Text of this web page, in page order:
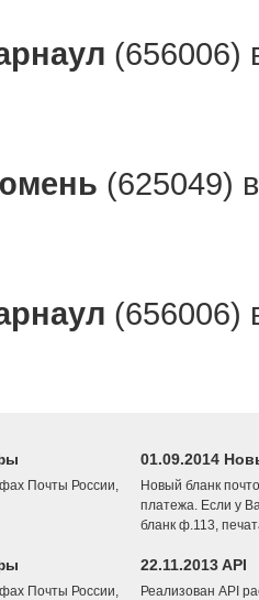
(656006)
(625049)
(656006)
Почты России,
01.09.2014
Новый бланк
платежа. Если у
бланк ф.113,
Почты России,
22.11.2013 API
Реализован API